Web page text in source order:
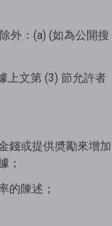
外：(a) (如為公開搜
上文第 (3) 節允許者
錢或提供奬勵來增加
；
的陳述；